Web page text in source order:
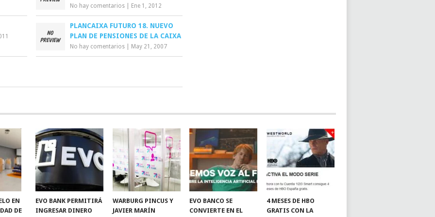
No hay comentarios Ene 1, 2012
PLANCAIXA FUTURO 18. NUEVO
PLAN DE PENSIONES DE LA CAIXA
No hay comentarios May 21, 2007
EN
DE
EVO BANK PERMITIRÁ
INGRESAR DINERO
WARBURG PINCUS Y
JAVIER MARÍN
EVO BANCO SE
CONVIERTE EN EL
4 MESES DE HBO
GRATIS CON LA